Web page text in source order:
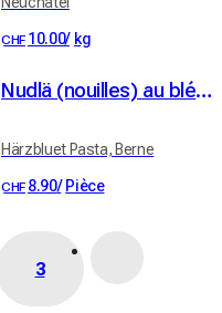
CHF 10.00/ kg
Nudlä (nouilles) au blé dur bio (350 g)
Härzbluet Pasta, Berne
CHF 8.90/ Pièce
3